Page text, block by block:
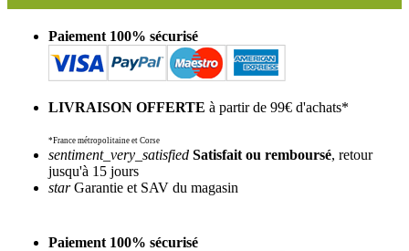
Paiement 100% sécurisé
LIVRAISON OFFERTE à partir de 99€ d'achats*
*France métropolitaine et Corse
sentiment_very_satisfied Satisfait ou remboursé, retour
jusqu'à 15 jours
starGarantie et SAV du magasin
Paiement 100% sécurisé